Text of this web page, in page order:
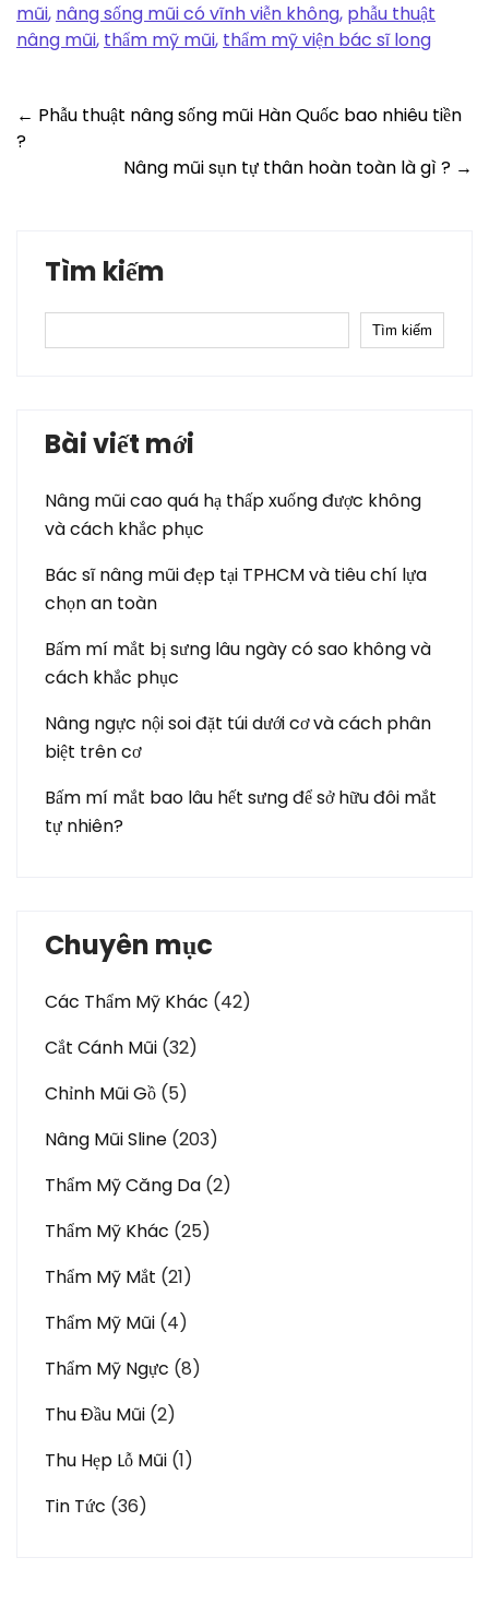
mũi, nâng sống mũi có vĩnh viễn không, phẫu thuật
nâng mũi, thẩm mỹ mũi, thẩm mỹ viện bác sĩ long
Post
navigation
← Phẫu thuật nâng sống mũi Hàn Quốc bao nhiêu tiền
?
Nâng mũi sụn tự thân hoàn toàn là gì ? →
Tìm kiếm
Tìm kiếm
Bài viết mới
Nâng mũi cao quá hạ thấp xuống được không
và cách khắc phục
Bác sĩ nâng mũi đẹp tại TPHCM và tiêu chí lựa
chọn an toàn
Bấm mí mắt bị sưng lâu ngày có sao không và
cách khắc phục
Nâng ngực nội soi đặt túi dưới cơ và cách phân
biệt trên cơ
Bấm mí mắt bao lâu hết sưng để sở hữu đôi mắt
tự nhiên?
Chuyên mục
Các Thẩm Mỹ Khác (42)
Cắt Cánh Mũi (32)
Chỉnh Mũi Gồ (5)
Nâng Mũi Sline (203)
Thẩm Mỹ Căng Da (2)
Thẩm Mỹ Khác (25)
Thẩm Mỹ Mắt (21)
Thẩm Mỹ Mũi (4)
Thẩm Mỹ Ngực (8)
Thu Đầu Mũi (2)
Thu Hẹp Lỗ Mũi (1)
Tin Tức (36)